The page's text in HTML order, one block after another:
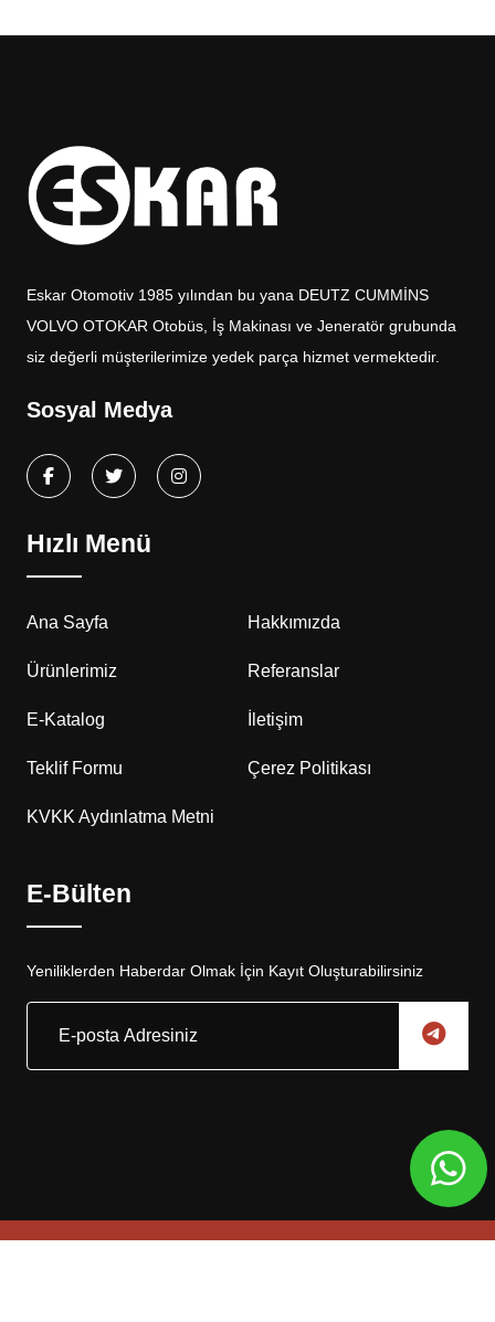
Eskar Otomotiv 1985 yılından bu yana DEUTZ CUMMİNS
VOLVO OTOKAR Otobüs, İş Makinası ve Jeneratör grubunda
siz değerli müşterilerimize yedek parça hizmet vermektedir.
Sosyal Medya
Hızlı Menü
Ana Sayfa Hakkımızda
Ürünlerimiz Referanslar
E-Katalog İletişim
Teklif Formu Çerez Politikası
KVKK Aydınlatma Metni
E-Bülten
Yeniliklerden Haberdar Olmak İçin Kayıt Oluşturabilirsiniz